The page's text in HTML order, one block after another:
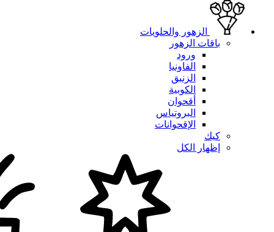
الزهور والحلويات
باقات الزهور
ورود
الفاونيا
الزنبق
الكوبية
أقحوان
البروتياس
الإقحوانات
كيك
إظهار الكل